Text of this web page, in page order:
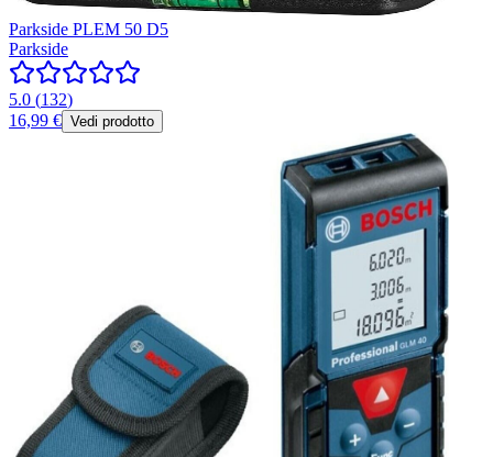
Parkside PLEM 50 D5
Parkside
5.0 (132)
16,99 € Vedi prodotto